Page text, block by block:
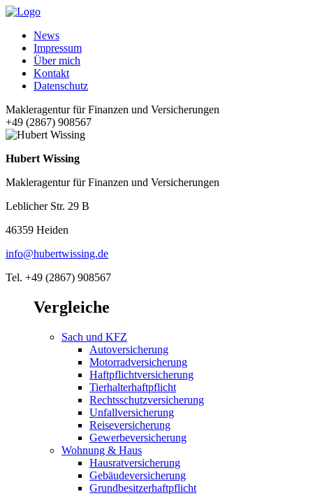
News
Impressum
Über mich
Kontakt
Datenschutz
Makleragentur für Finanzen und Versicherungen
+49 (2867) 908567
Hubert Wissing
Makleragentur für Finanzen und Versicherungen
Leblicher Str. 29 B
46359 Heiden
info@hubertwissing.de
Tel. +49 (2867) 908567
Vergleiche
Sach und KFZ
Autoversicherung
Motorradversicherung
Haftpflichtversicherung
Tierhalterhaftpflicht
Rechtsschutzversicherung
Unfallversicherung
Reiseversicherung
Gewerbeversicherung
Wohnung & Haus
Hausratversicherung
Gebäudeversicherung
Grundbesitzerhaftpflicht